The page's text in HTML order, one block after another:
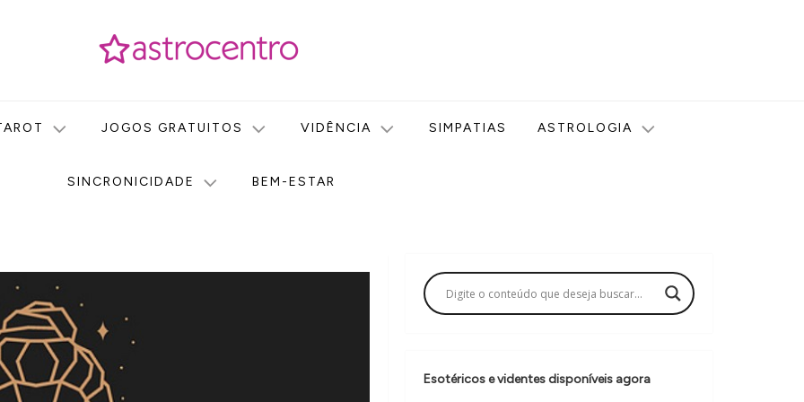
JOGOS GRATUITOS VIDÊNCIA SIMPATIAS ASTROLOGIA
SINCRONICIDADE BEM-ESTAR
Esotéricos e videntes disponíveis agora